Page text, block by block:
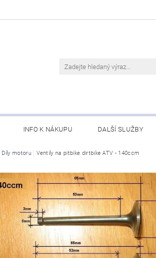
INFO K NÁKUPU DALŠÍ SLUŽBY
Díly motoru Ventily na pitbike dirtbike ATV - 140ccm